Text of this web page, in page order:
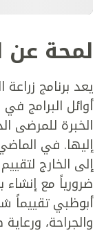
لمحة عن
يعد برنامج
أوائل البرامج
الخبرة للمرضى
إليها. في
إلى الخارج
ضرورياً مع إنشاء
أبوظبي تقييماً
والجراحة،